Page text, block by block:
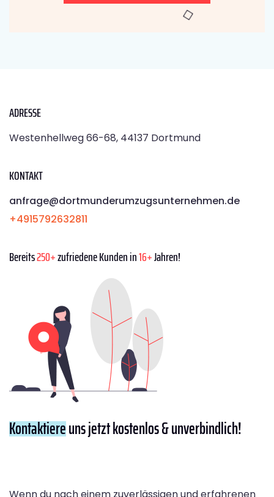
ADRESSE
Westenhellweg 66-68, 44137 Dortmund
KONTAKT
anfrage@dortmunderumzugsunternehmen.de
+4915792632811
Bereits250+zufriedene Kunden in16+Jahren!
Kontaktiereuns jetzt kostenlos & unverbindlich!